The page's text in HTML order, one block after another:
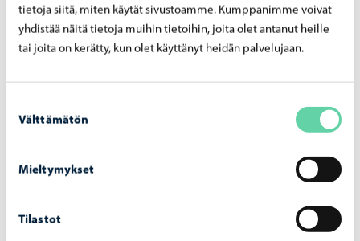
tietoja siitä, miten käytät sivustoamme. Kumppanimme voivat
yhdistää näitä tietoja muihin tietoihin, joita olet antanut heille
tai joita on kerätty, kun olet käyttänyt heidän palvelujaan.
valinta
Välttämätön
Mieltymykset
Tilastot
Rakennuksen tulee näyttä alarinteen puolelta
vähintään kaksikerroksiselta ja enintään
kolmikerroksiselta.
Ylärinteen puolelta rakennus saa näyttää joko
yksikerroksiselta, kaksikerroksiselta tai jotain niiden
väliltä.
Asemakaavassa merkintä 2/3rII tai 3/4rII, II on